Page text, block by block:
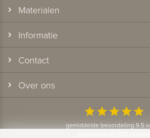
Materialen
Informatie
Contact
Over ons
starstarstarstarstar
gemiddelde beoordeling 9.5